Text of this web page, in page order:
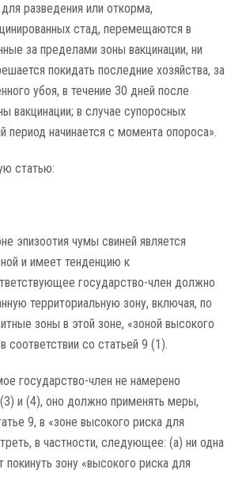
разведения или откорма,
стад, перемещаются в
за пределами зоны вакцинации, ни
покидать последние хозяйства, за
убоя, в течение 30 дней после
вакцинации; в случае супоросных
период начинается с момента опороса».
статью:
эпизоотия чумы свиней является
и имеет тенденцию к
государство-член должно
территориальную зону, включая, по
зоны в этой зоне, «зоной высокого
соответствии со статьей 9 (1).
государство-член не намерено
(3) и (4), оно должно применять меры,
9, в «зоне высокого риска для
в частности, следующее: (a) ни одна
зону «высокого риска для